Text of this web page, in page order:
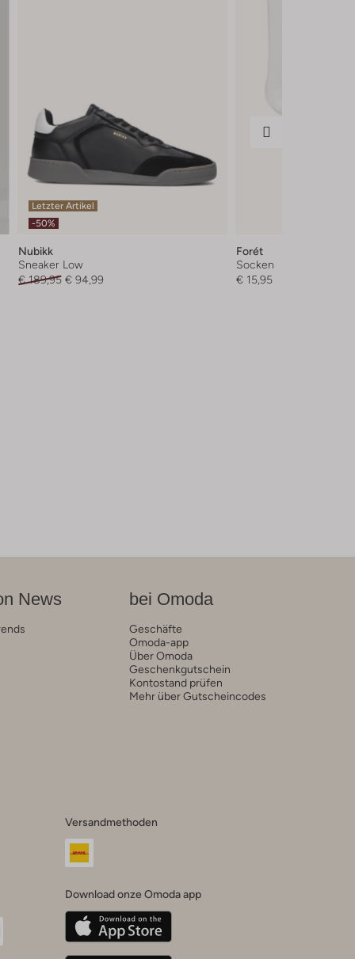
Letzter Artikel
-50%
Nubikk
Sneaker Low
€ 189,95 € 94,99
Forét
Socken
€ 15,95
News bei Omoda
Geschäfte
Omoda-app
Über Omoda
Geschenkgutschein
Kontostand prüfen
Mehr über Gutscheincodes
Versandmethoden
Download onze Omoda app